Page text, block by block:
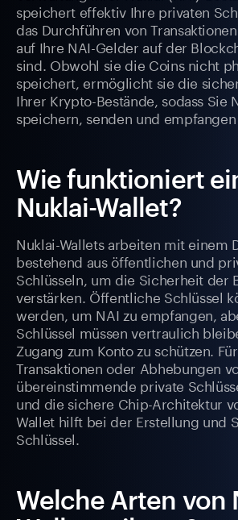
speichert effektiv Ihre privaten
das Durchführen von
auf Ihre NAI-Gelder auf der
sind. Obwohl sie die Coins nicht
speichert, ermöglicht sie die
Ihrer Krypto-Bestände, sodass Sie
speichern, senden und
Wie funktioniert
Nuklai-Wallet?
Nuklai-Wallets arbeiten mit einem
bestehend aus öffentlichen und
Schlüsseln, um die Sicherheit der
verstärken. Öffentliche Schlüssel
werden, um NAI zu empfangen,
Schlüssel müssen vertraulich
Zugang zum Konto zu schützen.
Transaktionen oder Abhebungen
übereinstimmende private
und die sichere Chip-Architektur
Wallet hilft bei der Erstellung und
Schlüssel.
Welche Arten von